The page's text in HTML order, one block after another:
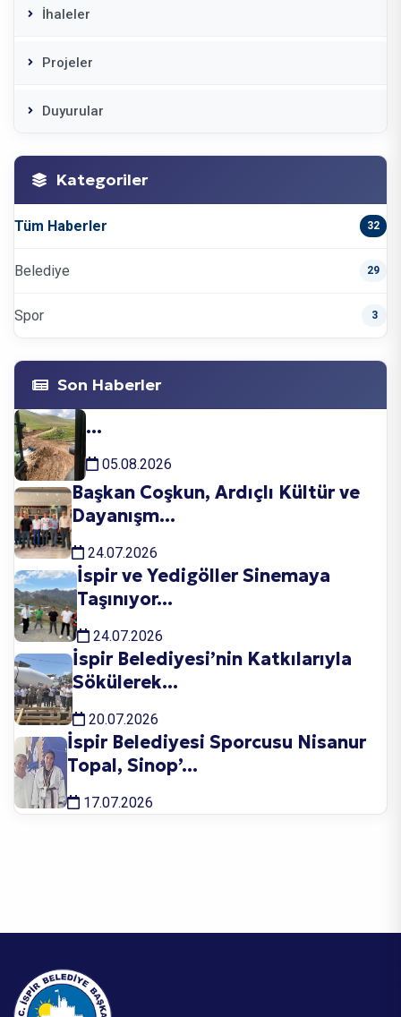
İhaleler
Projeler
Duyurular
Kategoriler
Tüm Haberler 32
Belediye 29
Spor 3
Son Haberler
...
05.08.2026
Başkan Coşkun, Ardıçlı Kültür ve
Dayanışm...
24.07.2026
İspir ve Yedigöller Sinemaya
Taşınıyor...
24.07.2026
İspir Belediyesi’nin Katkılarıyla
Sökülerek...
20.07.2026
İspir Belediyesi Sporcusu Nisanur
Topal, Sinop’...
17.07.2026